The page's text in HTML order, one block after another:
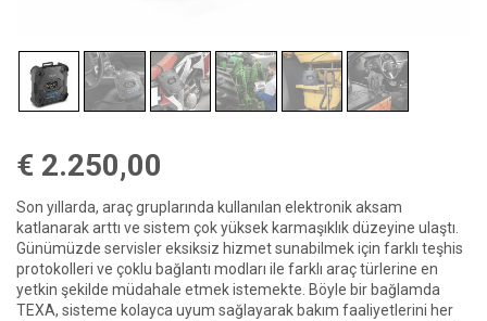
€ 2.250,00
Son yıllarda, araç gruplarında kullanılan elektronik aksam
katlanarak arttı ve sistem çok yüksek karmaşıklık düzeyine ulaştı.
Günümüzde servisler eksiksiz hizmet sunabilmek için farklı teşhis
protokolleri ve çoklu bağlantı modları ile farklı araç türlerine en
yetkin şekilde müdahale etmek istemekte. Böyle bir bağlamda
TEXA, sisteme kolayca uyum sağlayarak bakım faaliyetlerini her